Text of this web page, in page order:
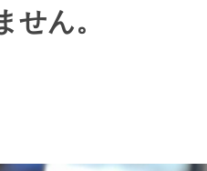
ん。